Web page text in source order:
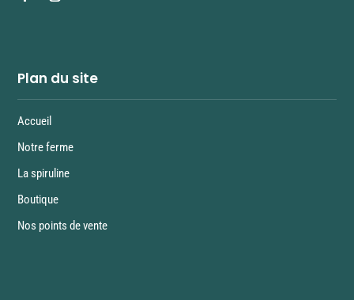
Plan du site
Accueil
Notre ferme
La spiruline
Boutique
Nos points de vente